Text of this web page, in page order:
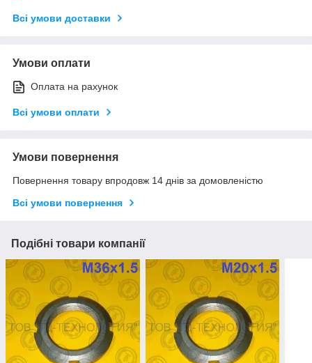
Всі умови доставки
Умови оплати
Оплата на рахунок
Всі умови оплати
Умови повернення
Повернення товару впродовж 14 днів за домовленістю
Всі умови повернення
Подібні товари компанії